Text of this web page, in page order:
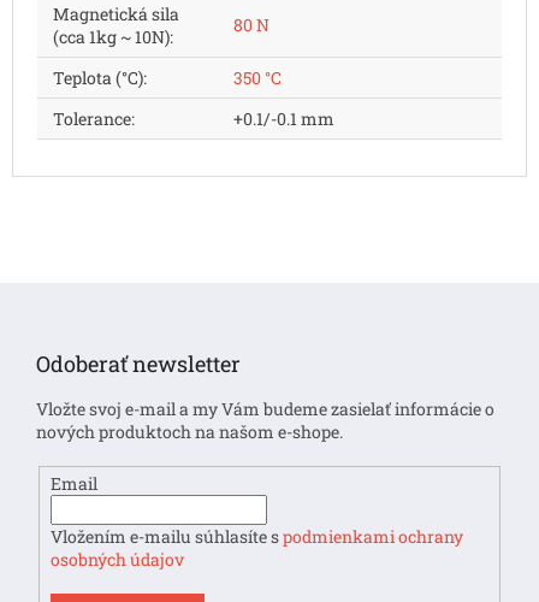
Magnetická sila
(cca 1kg ~ 10N):
80 N
Teplota (°C):
350 °C
Tolerance: +0.1/-0.1 mm
Odoberať newsletter
Vložte svoj e-mail a my Vám budeme zasielať informácie o
nových produktoch na našom e-shope.
Email
Vložením e-mailu súhlasíte spodmienkami ochrany
osobných údajov